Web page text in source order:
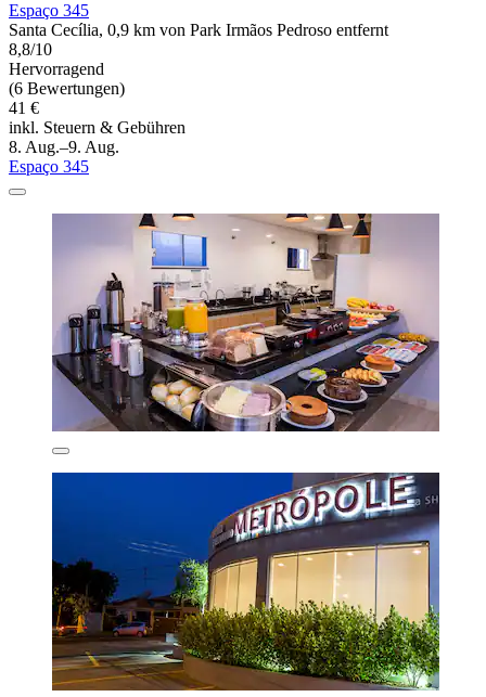
Espaço 345
Santa Cecília, 0,9 km von Park Irmãos Pedroso entfernt
8,8/10
Hervorragend
(6 Bewertungen)
41 €
inkl. Steuern & Gebühren
8. Aug.–9. Aug.
Espaço 345